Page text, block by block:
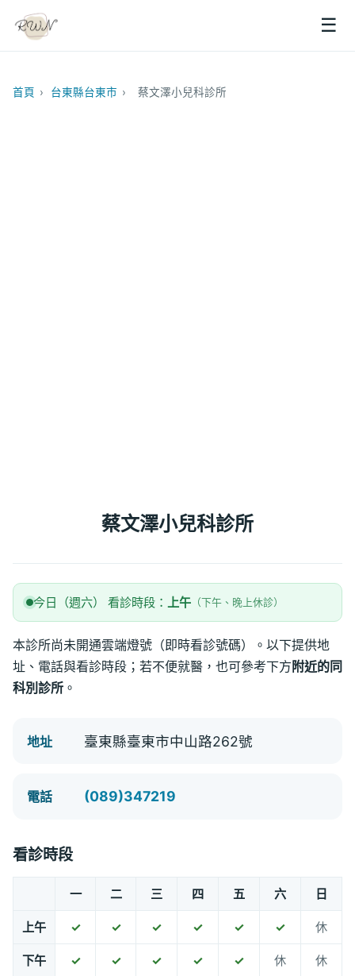
☰
首頁 › 台東縣台東市 › 蔡文澤小兒科診所
蔡文澤小兒科診所
今日（週六） 看診時段： 上午 （下午、晚上休診）
本診所尚未開通雲端燈號（即時看診號碼）。以下提供地
址、電話與看診時段；若不便就醫，也可參考下方 附近的同
科別診所 。
地址 臺東縣臺東市中山路262號
電話 (089)347219
看診時段
一 二 三 四 五 六 日
上午 ✓ ✓ ✓ ✓ ✓ ✓ 休
下午 ✓ ✓ ✓ ✓ ✓ 休 休